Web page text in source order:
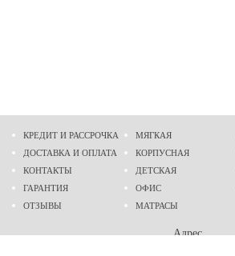
КРЕДИТ И РАССРОЧКА
ДОСТАВКА И ОПЛАТА
КОНТАКТЫ
ГАРАНТИЯ
ОТЗЫВЫ
МЯГКАЯ
КОРПУСНАЯ
ДЕТСКАЯ
ОФИС
МАТРАСЫ
Адрес